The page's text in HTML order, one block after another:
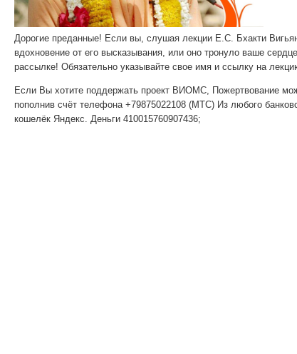
Дорогие преданные! Если вы, слушая лекции Е.С. Бхакти
вдохновение от его высказывания, или оно тронуло ваше
рассылке! Обязательно указывайте свое имя и ссылку на
Если Вы хотите поддержать проект ВИОМС, Пожертвование
пополнив счёт телефона +79875022108 (МТС) Из любого
кошелёк Яндекс. Деньги 410015760907436;